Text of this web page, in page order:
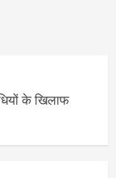
के खिलाफ